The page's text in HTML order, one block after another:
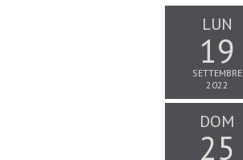
LUN
19
SETTEMBRE
2022
DOM
25